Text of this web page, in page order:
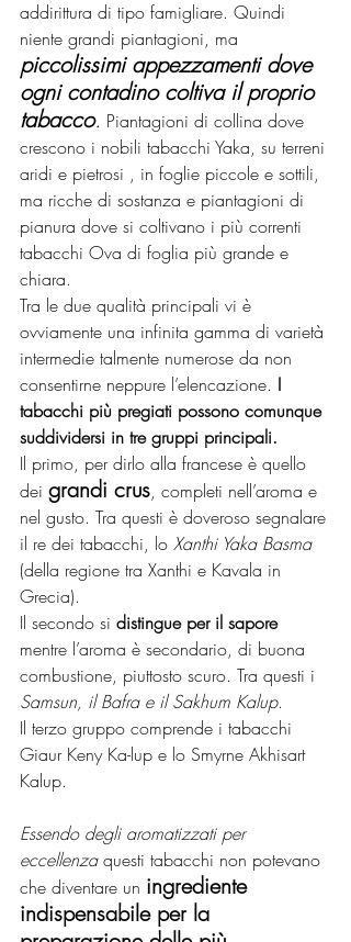
addirittura di tipo famigliare. Quindi
niente grandi piantagioni, ma
piccolissimi appezzamenti dove
ogni contadino coltiva il proprio
tabacco. Piantagioni di collina dove
crescono i nobili tabacchi Yaka, su terreni
aridi e pietrosi , in foglie piccole e sottili,
ma ricche di sostanza e piantagioni di
pianura dove si coltivano i più correnti
tabacchi Ova di foglia più grande e
chiara.
Tra le due qualità principali vi è
ovviamente una infinita gamma di varietà
intermedie talmente numerose da non
consentirne neppure l’elencazione. I
tabacchi più pregiati possono comunque
suddividersi in tre gruppi principali.
Il primo, per dirlo alla francese è quello
dei grandi crus, completi nell’aroma e
nel gusto. Tra questi è doveroso segnalare
il re dei tabacchi, lo Xanthi Yaka Basma
(della regione tra Xanthi e Kavala in
Grecia).
Il secondo si distingue per il sapore
mentre l’aroma è secondario, di buona
combustione, piuttosto scuro. Tra questi i
Samsun, il Bafra e il Sakhum Kalup.
Il terzo gruppo comprende i tabacchi
Giaur Keny Ka-lup e lo Smyrne Akhisart
Kalup.
Essendo degli aromatizzati per
eccellenza questi tabacchi non potevano
che diventare un ingrediente
indispensabile per la